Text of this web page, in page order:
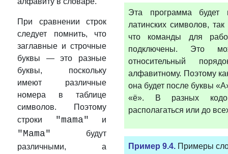
При сравнении строк
следует помнить, что
заглавные и строчные
буквы — это разные
буквы, поскольку
имеют различные
номера в таблице
символов. Поэтому
строки
"mama" и
"Mama"
будут
различными, а
Эта программа будет
латинских символов,
что команды для
подключены. Это
относительный
алфавитному. Поэтому
она будет после буквы
«ё». В разных
располагаться или до
Пример 9.4. Примеры